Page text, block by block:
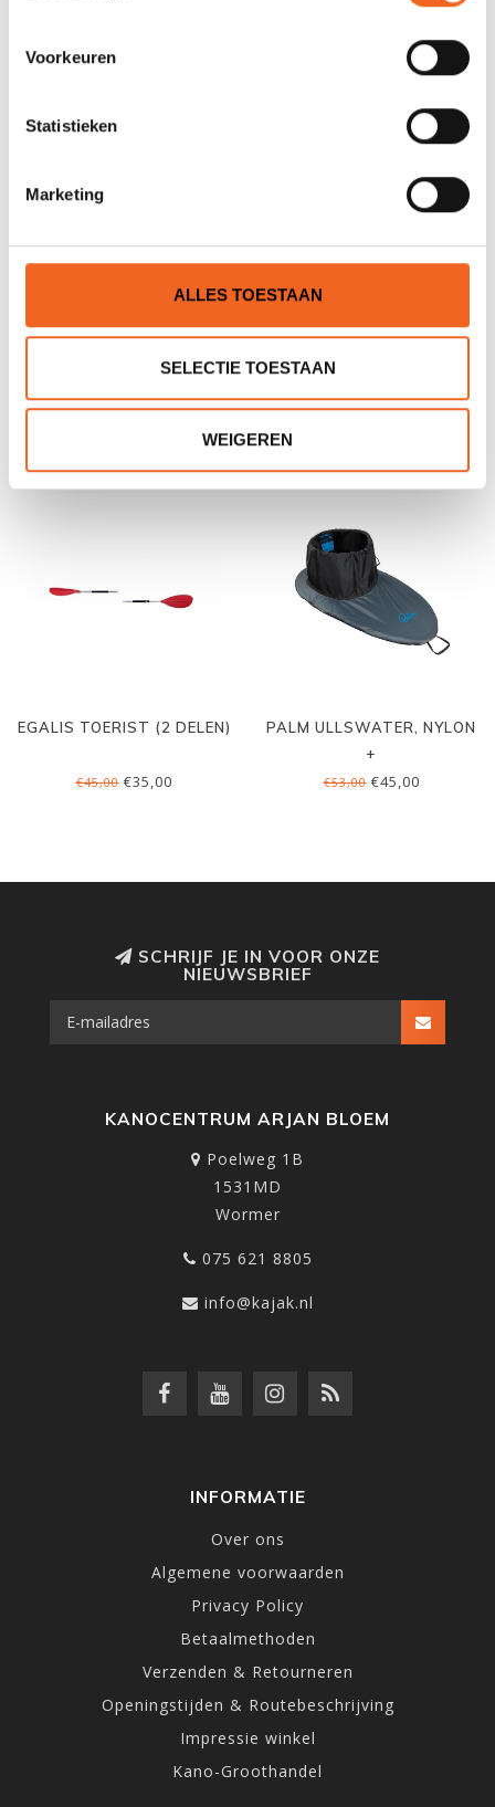
Voorkeuren
Statistieken
Marketing
ALLES TOESTAAN
SELECTIE TOESTAAN
WEIGEREN
GERELATEERDE PRODUCTEN
11, SCHEG
€1.229,00€995,00 €950,00€795,00
EGALIS TOERIST (2 DELEN)
€45,00€35,00
PALM ULLSWATER, NYLON
+
€53,00€45,00
SCHRIJF JE IN VOOR ONZE
NIEUWSBRIEF
KANOCENTRUM ARJAN BLOEM
Poelweg 1B
1531MD
Wormer
075 621 8805
info@kajak.nl
INFORMATIE
Over ons
Algemene voorwaarden
Privacy Policy
Betaalmethoden
Verzenden & Retourneren
Openingstijden & Routebeschrijving
Impressie winkel
Kano-Groothandel